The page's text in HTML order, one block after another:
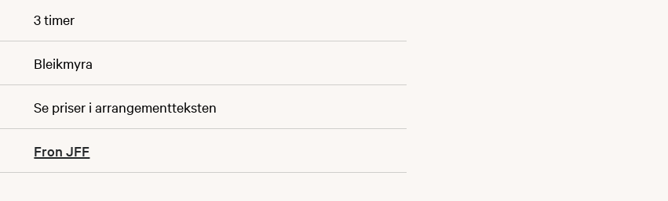
3 timer
Bleikmyra
Se priser i arrangementteksten
Fron JFF